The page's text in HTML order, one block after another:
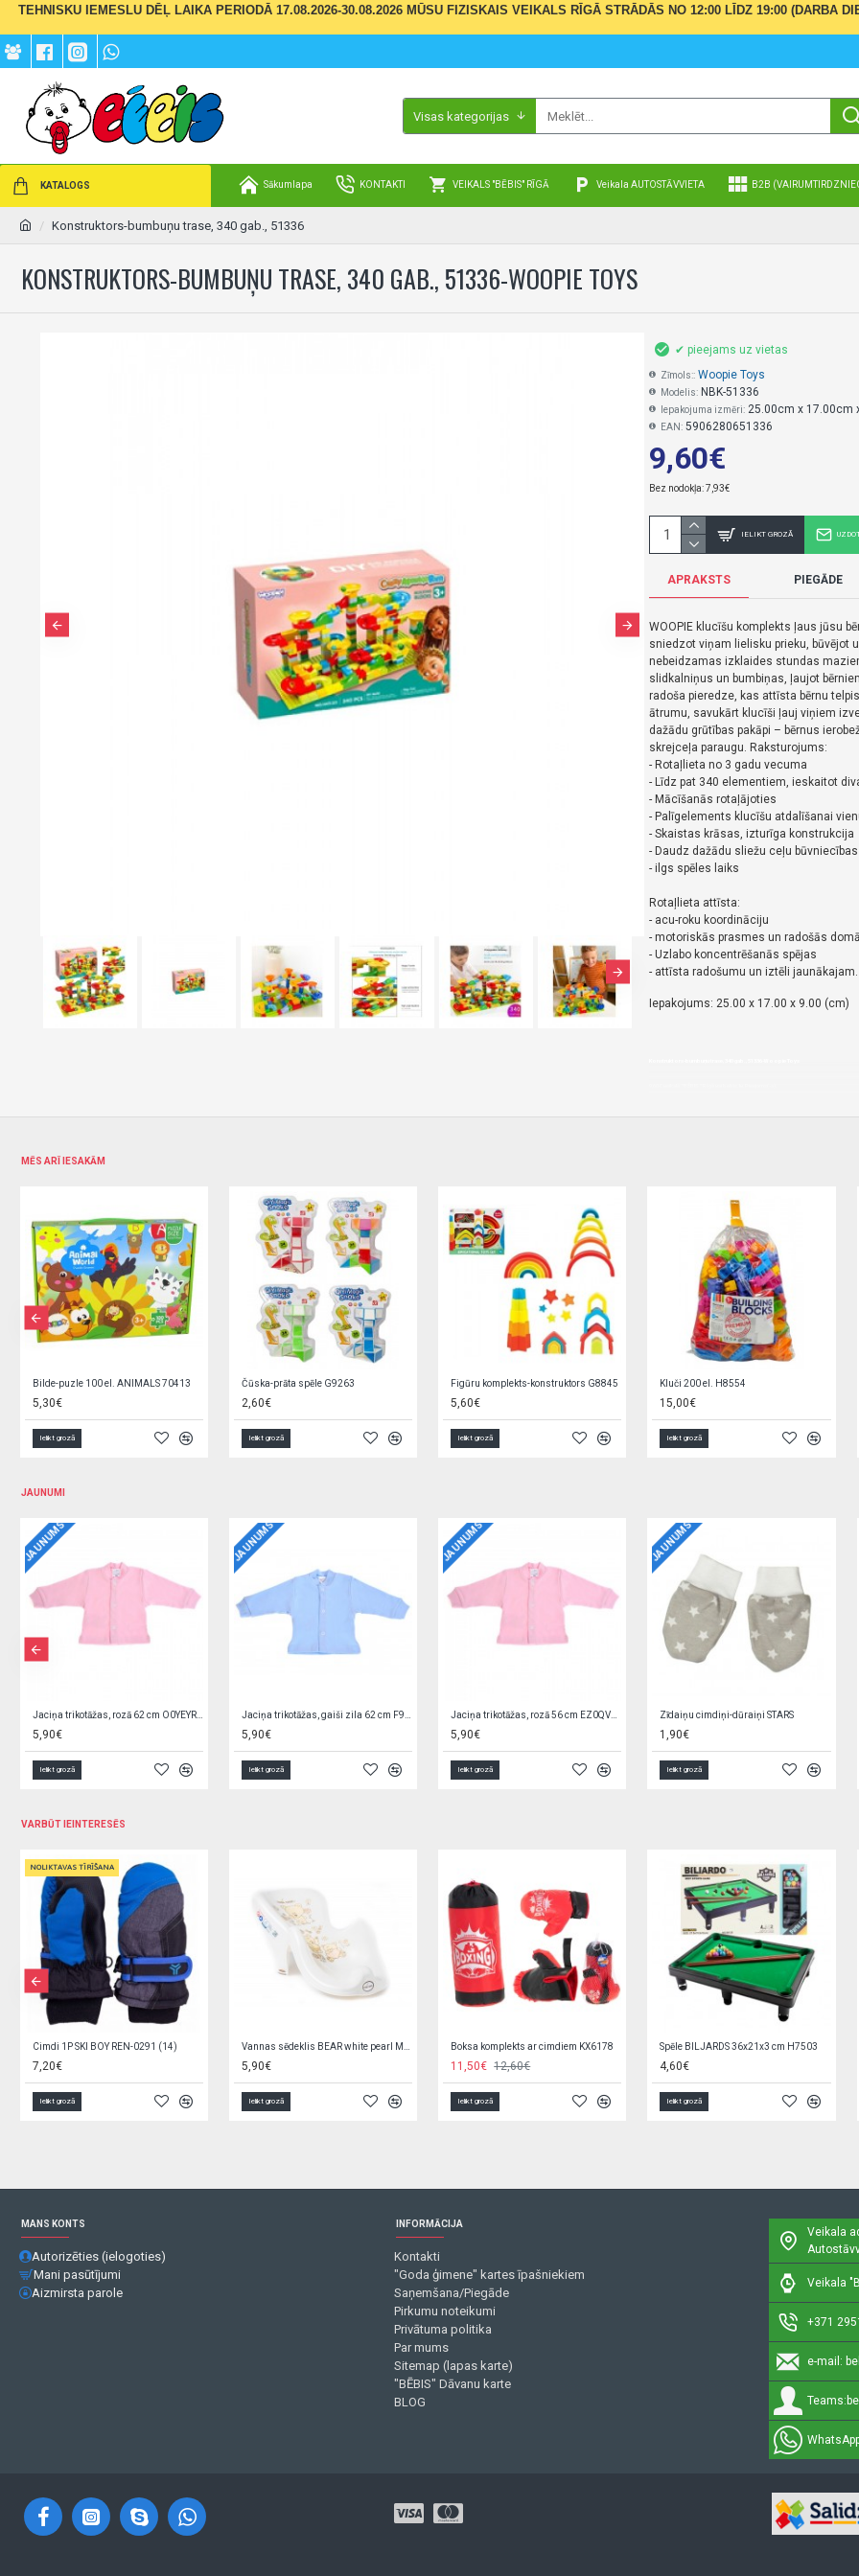
TEHNISKU IEMESLU DĒĻ LAIKA PERIODĀ 17.08.2026-30.08.2026 MŪSU FIZISKAIS VEIKALS RĪGĀ STRĀDĀS NO 12:00 LĪDZ 19:00 (DARBA
Visas kategorijas
KATALOGS Sākumlapa KONTAKTI VEIKALS "BĒBIS" RĪGĀ Veikala AUTOSTĀVVIETA B2B
Konstruktors-bumbuņu trase, 340 gab., 51336
KONSTRUKTORS-BUMBUŅU TRASE, 340 GAB., 51336-WOOPIE TOYS
9,60€
Bez nodokļa: 7,93€
✔ pieejams uz vietas
Zīmols:: Woopie Toys
Modelis: NBK-51336
Iepakojuma izmēri: 25.00cm x 17.00cm
EAN: 5906280651336
IELIKT GROZĀ
APRAKSTS PIEGĀDE
WOOPIE klucīšu komplekts ļaus jūsu
sniedzot viņam lielisku prieku, būvējot
nebeidzamas izklaides stundas
slidkalniņus un bumbiņas, ļaujot
radoša pieredze, kas attīsta bērnu
ātrumu, savukārt klucīši ļauj viņiem
dažādu grūtības pakāpi – bērnus
skrejceļa paraugu. Raksturojums:
- Rotaļlieta no 3 gadu vecuma
- Līdz pat 340 elementiem, ieskaitot
- Mācīšanās rotaļājoties
- Palīgelements klucīšu atdalīšanai
- Skaistas krāsas, izturīga konstrukcija
- Daudz dažādu sliežu ceļu
- ilgs spēles laiks
Rotaļlieta attīsta:
- acu-roku koordināciju
- motoriskās prasmes un radošās
- Uzlabo koncentrēšanās spējas
- attīsta radošumu un iztēli jaunākajam.
Iepakojums: 25.00 x 17.00 x 9.00 (cm)
MĒS ARĪ IESAKĀM
Bilde-puzle 100 el. ANIMALS 70413
5,30€
Ielikt grozā
Čūska-prāta spēle G9263
2,60€
Ielikt grozā
Figūru komplekts-konstruktors G8845
5,60€
Ielikt grozā
Kluči 200 el. H8554
15,00€
Ielikt grozā
JAUNUMI
JAUNUMS
Jaciņa trikotāžas, rozā 62 cm O0YEYROX
5,90€
Ielikt grozā
JAUNUMS
Jaciņa trikotāžas, gaiši zila 62 cm F9W2GGPL
5,90€
Ielikt grozā
JAUNUMS
Jaciņa trikotāžas, rozā 56 cm EZ0QV4W2
5,90€
Ielikt grozā
JAUNUMS
Zīdaiņu cimdiņi-dūraiņi STARS
1,90€
Ielikt grozā
VARBŪT IEINTERESĒS
NOLIKTAVAS TĪRĪŠANA
Cimdi 1P SKI BOY REN-0291 (14)
7,20€
Ielikt grozā
Vannas sēdeklis BEAR white pearl MS-003-118
5,90€
Ielikt grozā
Boksa komplekts ar cimdiem KX6178
11,50€ 12,60€
Ielikt grozā
Spēle BILJARDS 36x21x3 cm H7503
4,60€
Ielikt grozā
MANS KONTS
Autorizēties (ielogoties)
Mani pasūtījumi
Aizmirsta parole
INFORMĀCIJA
Kontakti
"Goda ģimene" kartes īpašniekiem
Saņemšana/Piegāde
Pirkumu noteikumi
Privātuma politika
Par mums
Sitemap (lapas karte)
"BĒBIS" Dāvanu karte
BLOG
Veikala
Veikala
+371
e-mail:
Teams: